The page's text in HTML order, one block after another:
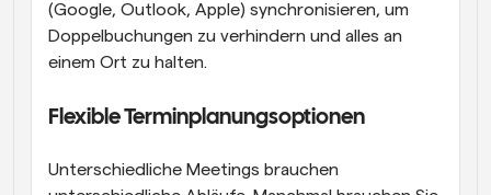
(Google, Outlook, Apple) synchronisieren, um
Doppelbuchungen zu verhindern und alles an
einem Ort zu halten.
Flexible Terminplanungsoptionen
Unterschiedliche Meetings brauchen